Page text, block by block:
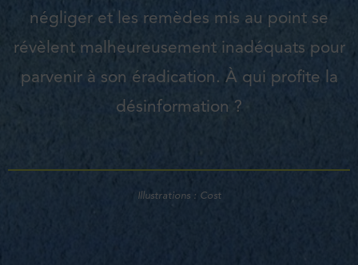
négliger et les remèdes mis au point se
révèlent malheureusement inadéquats pour
parvenir à son éradication. À qui profite la
désinformation ?
Illustrations : Cost